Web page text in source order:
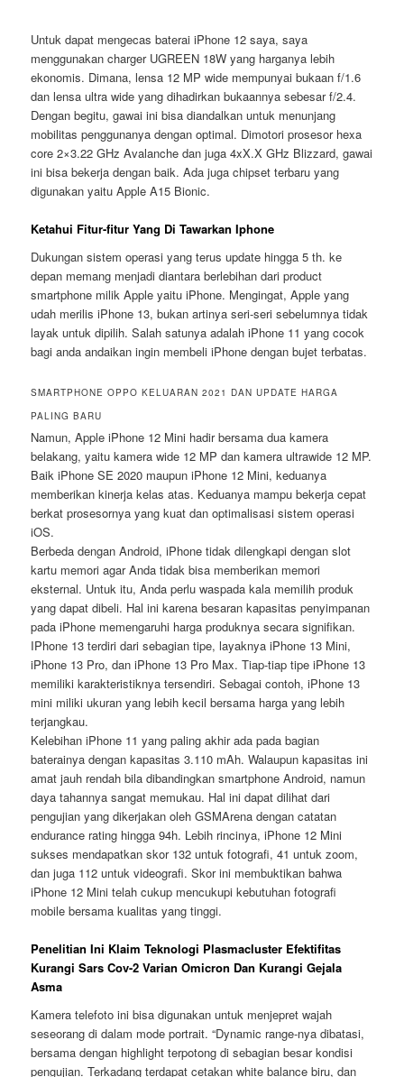
Untuk dapat mengecas baterai iPhone 12 saya, saya
menggunakan charger UGREEN 18W yang harganya lebih
ekonomis. Dimana, lensa 12 MP wide mempunyai bukaan f/1.6
dan lensa ultra wide yang dihadirkan bukaannya sebesar f/2.4.
Dengan begitu, gawai ini bisa diandalkan untuk menunjang
mobilitas penggunanya dengan optimal. Dimotori prosesor hexa
core 2×3.22 GHz Avalanche dan juga 4xX.X GHz Blizzard, gawai
ini bisa bekerja dengan baik. Ada juga chipset terbaru yang
digunakan yaitu Apple A15 Bionic.
Ketahui Fitur-fitur Yang Di Tawarkan Iphone
Dukungan sistem operasi yang terus update hingga 5 th. ke
depan memang menjadi diantara berlebihan dari product
smartphone milik Apple yaitu iPhone. Mengingat, Apple yang
udah merilis iPhone 13, bukan artinya seri-seri sebelumnya tidak
layak untuk dipilih. Salah satunya adalah iPhone 11 yang cocok
bagi anda andaikan ingin membeli iPhone dengan bujet terbatas.
SMARTPHONE OPPO KELUARAN 2021 DAN UPDATE HARGA
PALING BARU
Namun, Apple iPhone 12 Mini hadir bersama dua kamera
belakang, yaitu kamera wide 12 MP dan kamera ultrawide 12 MP.
Baik iPhone SE 2020 maupun iPhone 12 Mini, keduanya
memberikan kinerja kelas atas. Keduanya mampu bekerja cepat
berkat prosesornya yang kuat dan optimalisasi sistem operasi
iOS.
Berbeda dengan Android, iPhone tidak dilengkapi dengan slot
kartu memori agar Anda tidak bisa memberikan memori
eksternal. Untuk itu, Anda perlu waspada kala memilih produk
yang dapat dibeli. Hal ini karena besaran kapasitas penyimpanan
pada iPhone memengaruhi harga produknya secara signifikan.
IPhone 13 terdiri dari sebagian tipe, layaknya iPhone 13 Mini,
iPhone 13 Pro, dan iPhone 13 Pro Max. Tiap-tiap tipe iPhone 13
memiliki karakteristiknya tersendiri. Sebagai contoh, iPhone 13
mini miliki ukuran yang lebih kecil bersama harga yang lebih
terjangkau.
Kelebihan iPhone 11 yang paling akhir ada pada bagian
baterainya dengan kapasitas 3.110 mAh. Walaupun kapasitas ini
amat jauh rendah bila dibandingkan smartphone Android, namun
daya tahannya sangat memukau. Hal ini dapat dilihat dari
pengujian yang dikerjakan oleh GSMArena dengan catatan
endurance rating hingga 94h. Lebih rincinya, iPhone 12 Mini
sukses mendapatkan skor 132 untuk fotografi, 41 untuk zoom,
dan juga 112 untuk videografi. Skor ini membuktikan bahwa
iPhone 12 Mini telah cukup mencukupi kebutuhan fotografi
mobile bersama kualitas yang tinggi.
Penelitian Ini Klaim Teknologi Plasmacluster Efektifitas
Kurangi Sars Cov-2 Varian Omicron Dan Kurangi Gejala
Asma
Kamera telefoto ini bisa digunakan untuk menjepret wajah
seseorang di dalam mode portrait. “Dynamic range-nya dibatasi,
bersama dengan highlight terpotong di sebagian besar kondisi
pengujian. Terkadang terdapat cetakan white balance biru, dan